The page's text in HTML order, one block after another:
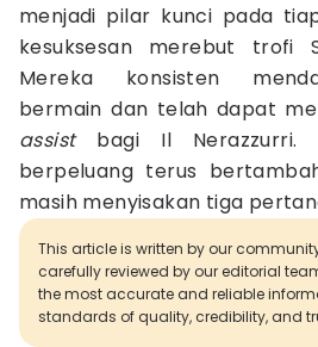
menjadi pilar kunci pada
kesuksesan merebut trofi
Mereka konsisten
bermain dan telah dapat
assist bagi Il Nerazzurri.
berpeluang terus
masih menyisakan tiga
This article is written by our
carefully reviewed by our editorial
the most accurate and reliable
standards of quality, credibility, and